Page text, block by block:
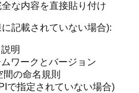
な内容を直接貼り付け
に記載されていない場合):
明
ワークとバージョン
の命名規則
で指定されていない場合)